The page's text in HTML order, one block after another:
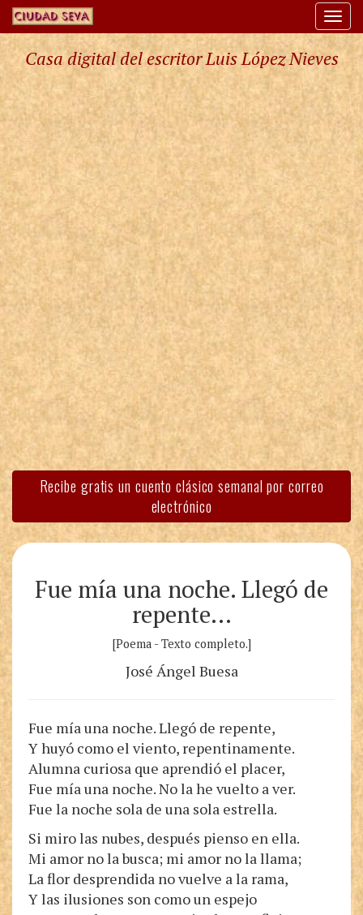
Casa digital del escritor Luis López Nieves
Recibe gratis un cuento clásico semanal por correo
electrónico
Fue mía una noche. Llegó de
repente…
[Poema - Texto completo.]
José Ángel Buesa
Fue mía una noche. Llegó de repente,
Y huyó como el viento, repentinamente.
Alumna curiosa que aprendió el placer,
Fue mía una noche. No la he vuelto a ver.
Fue la noche sola de una sola estrella.
Si miro las nubes, después pienso en ella.
Mi amor no la busca; mi amor no la llama;
La flor desprendida no vuelve a la rama,
Y las ilusiones son como un espejo